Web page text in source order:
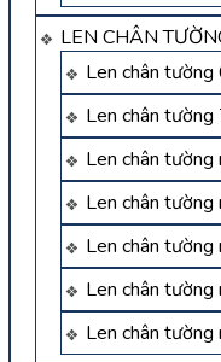
LEN CHÂN
Len chân
Len chân tường
Len chân tường
Len chân tường
Len chân tường
Len chân tường
Len chân tường